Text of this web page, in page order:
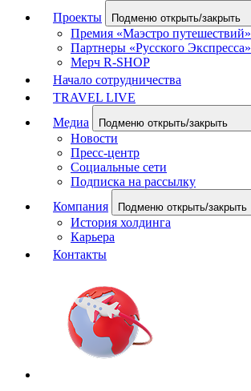
Проекты
Подменю открыть/закрыть
Премия «Маэстро путешествий»
Партнеры «Русского Экспресса»
Мерч R-SHOP
Начало сотрудничества
TRAVEL LIVE
Медиа
Подменю открыть/закрыть
Новости
Пресс-центр
Социальные сети
Подписка на рассылку
Компания
Подменю открыть/закрыть
История холдинга
Карьера
Контакты